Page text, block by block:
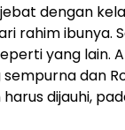
dengan
rahim ibunya.
yang lain.
dan
harus dijauhi,